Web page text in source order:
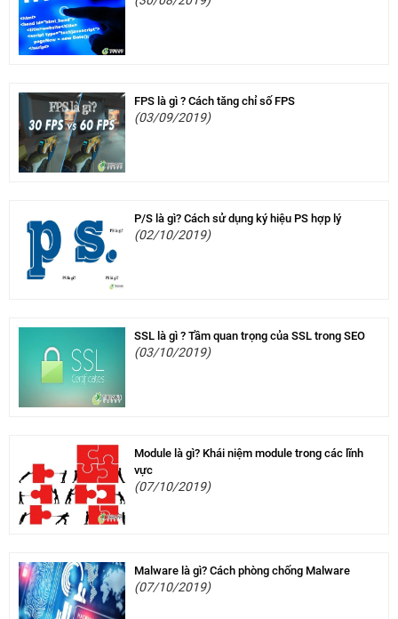
FPS là gì ? Cách tăng chỉ số FPS
(03/09/2019)
P/S là gì? Cách sử dụng ký hiệu PS hợp lý
(02/10/2019)
SSL là gì ? Tầm quan trọng của SSL trong SEO
(03/10/2019)
Module là gì? Khái niệm module trong các lĩnh
vực
(07/10/2019)
Malware là gì? Cách phòng chống Malware
(07/10/2019)